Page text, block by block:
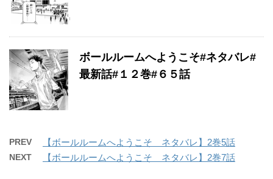
ボールルームへようこそ#ネタバレ#
最新話#１２巻#６５話
PREV 【ボールルームへようこそ ネタバレ】2巻5話
NEXT 【ボールルームへようこそ ネタバレ】2巻7話